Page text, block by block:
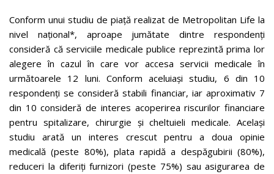
Conform unui studiu de piață realizat de Metropolitan Life la
nivel național*, aproape jumătate dintre respondenți
consideră că serviciile medicale publice reprezintă prima lor
alegere în cazul în care vor accesa servicii medicale în
următoarele 12 luni. Conform aceluiași studiu, 6 din 10
respondenți se consideră stabili financiar, iar aproximativ 7
din 10 consideră de interes acoperirea riscurilor financiare
pentru spitalizare, chirurgie și cheltuieli medicale. Același
studiu arată un interes crescut pentru a doua opinie
medicală (peste 80%), plata rapidă a despăgubirii (80%),
reduceri la diferiți furnizori (peste 75%) sau asigurarea de